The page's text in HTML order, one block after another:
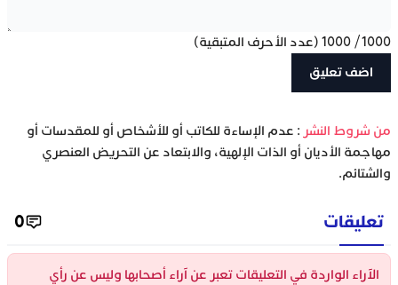
1000
/
1000 (عدد الأحرف المتبقية)
‫من شروط النشر : عدم الإساءة للكاتب أو للأشخاص أو للمقدسات أو
مهاجمة الأديان أو الذات الإلهية، والابتعاد عن التحريض العنصري
والشتائم.
تعليقات 0
الآراء الواردة في التعليقات تعبر عن آراء أصحابها وليس عن رأي